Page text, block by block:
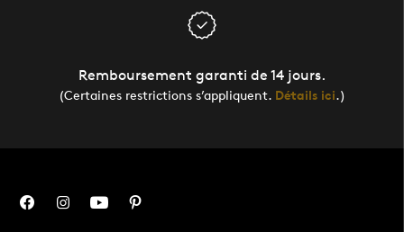
Remboursement garanti de 14 jours.
(Certaines restrictions s’appliquent. Détails ici.)